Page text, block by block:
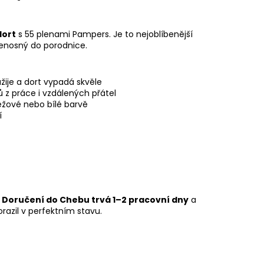
s 55 plenami Pampers. Je to nejoblíbenější
do porodnice.
a dort vypadá skvěle
z práce i vzdálených přátel
nebo bílé barvě
Doručení do Chebu trvá 1–2 pracovní dny a
v perfektním stavu.
DORT MINI -